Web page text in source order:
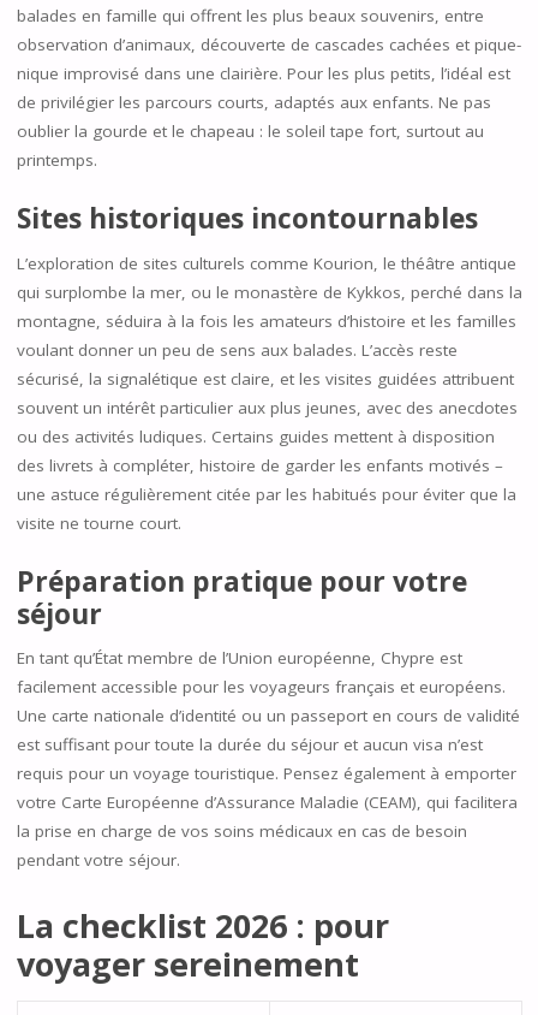
balades en famille qui offrent les plus beaux souvenirs, entre
observation d’animaux, découverte de cascades cachées et pique-
nique improvisé dans une clairière. Pour les plus petits, l’idéal est
de privilégier les parcours courts, adaptés aux enfants. Ne pas
oublier la gourde et le chapeau : le soleil tape fort, surtout au
printemps.
Sites historiques incontournables
L’exploration de sites culturels comme Kourion, le théâtre antique
qui surplombe la mer, ou le monastère de Kykkos, perché dans la
montagne, séduira à la fois les amateurs d’histoire et les familles
voulant donner un peu de sens aux balades. L’accès reste
sécurisé, la signalétique est claire, et les visites guidées attribuent
souvent un intérêt particulier aux plus jeunes, avec des anecdotes
ou des activités ludiques. Certains guides mettent à disposition
des livrets à compléter, histoire de garder les enfants motivés –
une astuce régulièrement citée par les habitués pour éviter que la
visite ne tourne court.
Préparation pratique pour votre
séjour
En tant qu’État membre de l’Union européenne, Chypre est
facilement accessible pour les voyageurs français et européens.
Une carte nationale d’identité ou un passeport en cours de validité
est suffisant pour toute la durée du séjour et aucun visa n’est
requis pour un voyage touristique. Pensez également à emporter
votre Carte Européenne d’Assurance Maladie (CEAM), qui facilitera
la prise en charge de vos soins médicaux en cas de besoin
pendant votre séjour.
La checklist 2026 : pour
voyager sereinement